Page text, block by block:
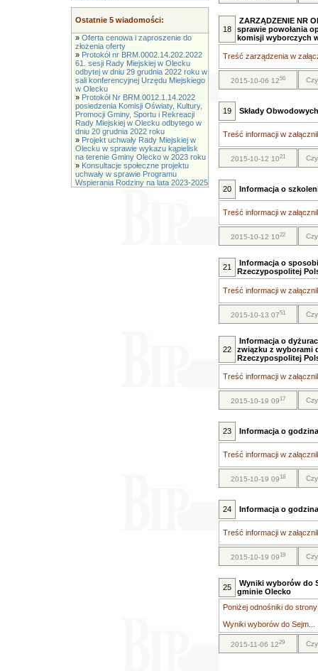
Ostatnie 5 wiadomości:
» Oferta cenowa i zaproszenie do
złożenia oferty
» Protokół nr BRM.0002.14.202.2022
61. sesji Rady Miejskiej w Olecku
odbytej w dniu 29 grudnia 2022 roku w
sali konferencyjnej Urzędu Miejskiego
w Olecku
» Protokół Nr BRM.0012.1.14.2022
posiedzenia Komisji Oświaty, Kultury,
Promocji Gminy, Sportu i Rekreacji
Rady Miejskiej w Olecku odbytego w
dniu 20 grudnia 2022 roku
» Projekt uchwały Rady Miejskiej w
Olecku w sprawie wykazu kąpielisk
na terenie Gminy Olecko w 2023 roku
» Konsultacje społeczne projektu
uchwały w sprawie Programu
Wspierania Rodziny na lata 2023-2025
18
ZARZĄDZENIE NR
sprawie powołania
komisji wyborczych
Treść zarządzenia w
2015-10-06 1256
19 Składy
Treść informacji w
2015-10-12 1021
20 Informacja o
Treść informacji w
2015-10-12 1022
21
Informacja o
Rzeczypospolitej
Treść informacji w
2015-10-13 0751
22
Informacja o
związku z wyborami
Rzeczypospolitej
Treść informacji w
2015-10-19 0917
23 Informacja o
Treść informacji w
2015-10-19 0918
24 Informacja o
Treść informacji w
2015-10-19 0919
25
Wyniki wyborów do
gminie Olecko
Poniżej odnośniki do
Wyniki wyborów do Sejm...
2015-11-06 1229